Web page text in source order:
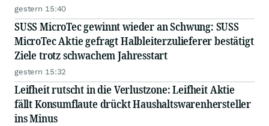
gestern 15:40
SUSS MicroTec gewinnt wieder an Schwung: SUSS
MicroTec Aktie gefragt Halbleiterzulieferer bestätigt
Ziele trotz schwachem Jahresstart
gestern 15:32
Leifheit rutscht in die Verlustzone: Leifheit Aktie
fällt Konsumflaute drückt Haushaltswarenhersteller
ins Minus